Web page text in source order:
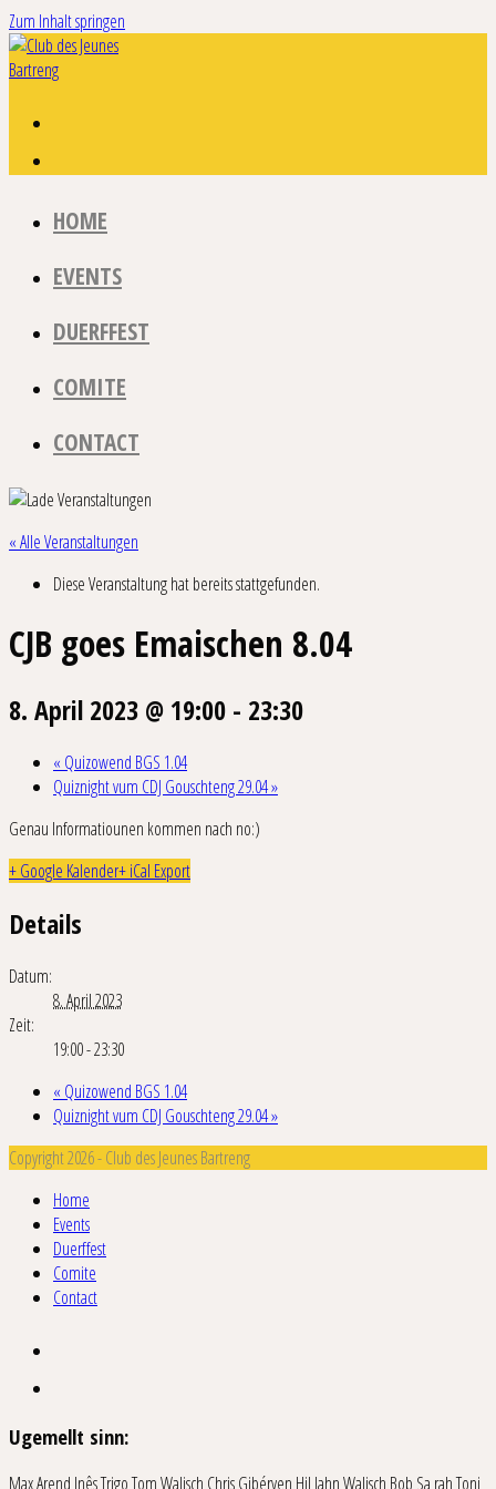
Zum Inhalt springen
HOME
EVENTS
DUERFFEST
COMITE
CONTACT
« Alle Veranstaltungen
Diese Veranstaltung hat bereits stattgefunden.
CJB goes Emaischen 8.04
8. April 2023 @ 19:00 - 23:30
« Quizowend BGS 1.04
Quiznight vum CDJ Gouschteng 29.04»
Genau Informatiounen kommen nach no:)
+ Google Kalender+ iCal Export
Details
Datum:
8. April 2023
Zeit:
19:00 - 23:30
« Quizowend BGS 1.04
Quiznight vum CDJ Gouschteng 29.04»
Copyright 2026 - Club des Jeunes Bartreng
Home
Events
Duerffest
Comite
Contact
Ugemellt sinn:
Max Arend Inês TrigoTom Walisch Chris Gibéryen Hil JahnWalisch Bob Sa rahToni